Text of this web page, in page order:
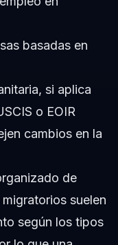
basadas en
si aplica
o EOIR
cambios en la
de
suelen
según los tipos